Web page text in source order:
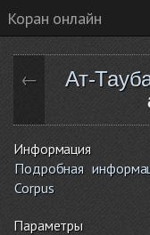
Коран онлайн
← Ат-
Информация
Подробная
Corpus
Параметры